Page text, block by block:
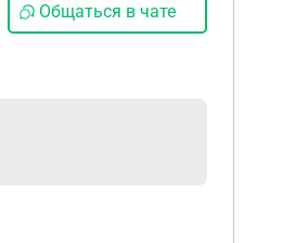
Общаться в чате